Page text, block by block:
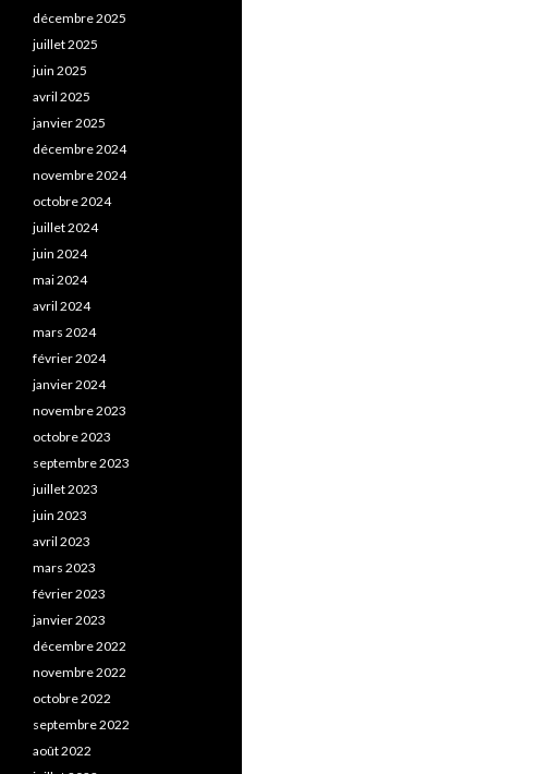
décembre 2025
juillet 2025
juin 2025
avril 2025
janvier 2025
décembre 2024
novembre 2024
octobre 2024
juillet 2024
juin 2024
mai 2024
avril 2024
mars 2024
février 2024
janvier 2024
novembre 2023
octobre 2023
septembre 2023
juillet 2023
juin 2023
avril 2023
mars 2023
février 2023
janvier 2023
décembre 2022
novembre 2022
octobre 2022
septembre 2022
août 2022